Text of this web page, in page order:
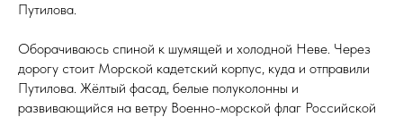
Путилова.
Оборачиваюсь спиной к шумящей и холодной Неве. Через
дорогу стоит Морской кадетский корпус, куда и отправили
Путилова. Жёлтый фасад, белые полуколонны и
развивающийся на ветру Военно-морской флаг Российской